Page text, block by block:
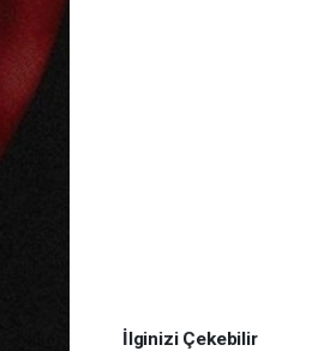
İlginizi Çekebilir